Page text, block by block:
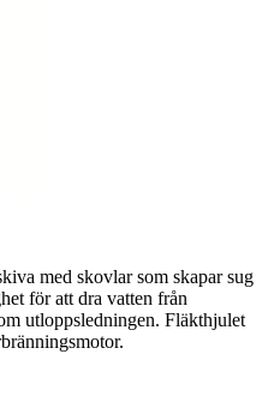
med skovlar som skapar sug
för att dra vatten från
utloppsledningen. Fläkthjulet